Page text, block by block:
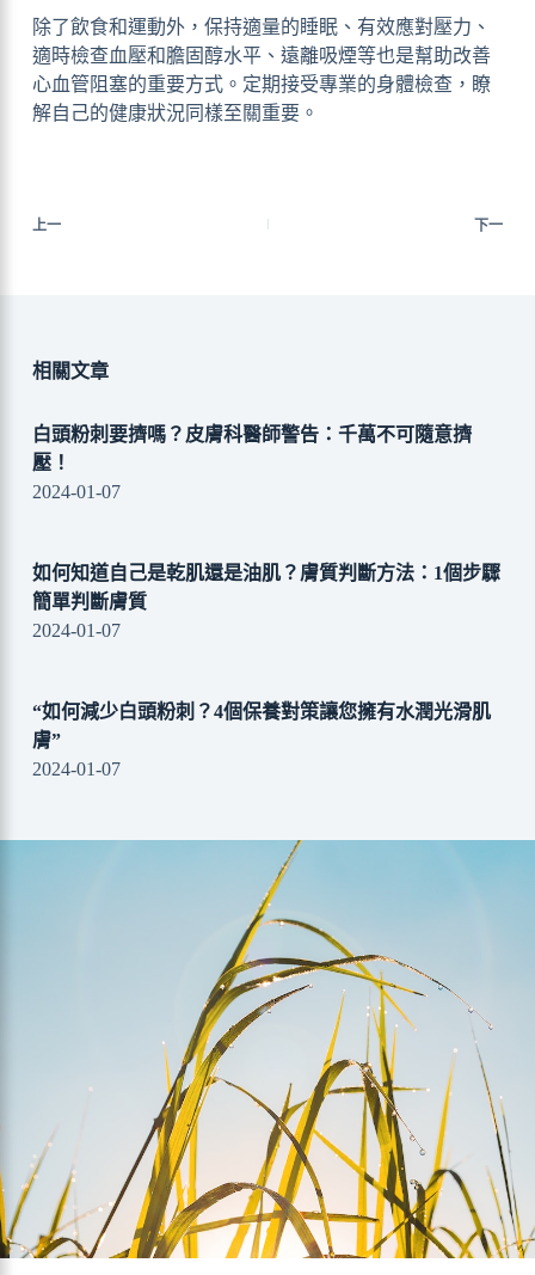
除了飲食和運動外，保持適量的睡眠、有效應對壓力、
適時檢查血壓和膽固醇水平、遠離吸煙等也是幫助改善
心血管阻塞的重要方式。定期接受專業的身體檢查，瞭
解自己的健康狀況同樣至關重要。
上一 下一
相關文章
白頭粉刺要擠嗎？皮膚科醫師警告：千萬不可隨意擠
壓！
2024-01-07
如何知道自己是乾肌還是油肌？膚質判斷方法：1個步驟
簡單判斷膚質
2024-01-07
“如何減少白頭粉刺？4個保養對策讓您擁有水潤光滑肌
膚”
2024-01-07